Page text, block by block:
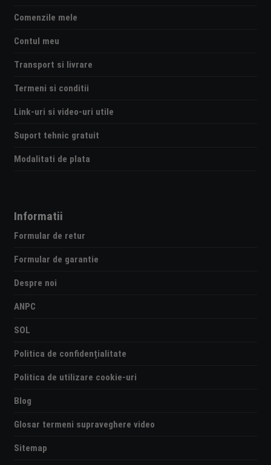
Comenzile mele
Contul meu
Transport si livrare
Termeni si conditii
Link-uri si video-uri utile
Suport tehnic gratuit
Modalitati de plata
Informatii
Formular de retur
Formular de garantie
Despre noi
ANPC
SOL
Politica de confidențialitate
Politica de utilizare cookie-uri
Blog
Glosar termeni supraveghere video
Sitemap